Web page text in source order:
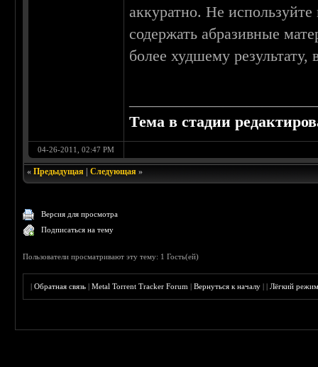
аккуратно. Не
содержать абразивные
более худшему
Тема в стадии
04-26-2011, 02:47 PM
«Предыдущая |Следующая »
Версия для просмотра
Подписаться на тему
Пользователи просматривают эту тему: 1 Гость(ей)
|Обратная связь |Metal Torrent Tracker Forum |Вернуться к началу ||Лёгкий